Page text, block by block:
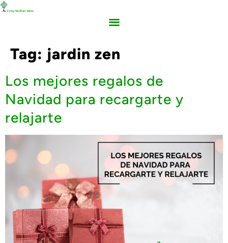
Tag: jardin zen
Los mejores regalos de
Navidad para recargarte y
relajarte